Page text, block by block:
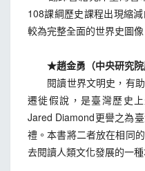
108課綱歷史課程出現縮
較為完整全面的世界史圖像
★趙金勇（中央研究院
閱讀世界文明史，有助
遷徙假說，是臺灣歷史
Jared Diamond更譽之為
禮。本書將二者放在相同
去閱讀人類文化發展的一種